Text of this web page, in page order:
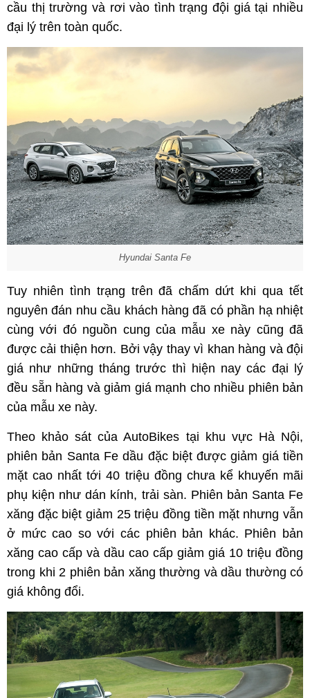
cầu thị trường và rơi vào tình trạng đội giá tại nhiều
đại lý trên toàn quốc.
Hyundai Santa Fe
Tuy nhiên tình trạng trên đã chấm dứt khi qua tết
nguyên đán nhu cầu khách hàng đã có phần hạ nhiệt
cùng với đó nguồn cung của mẫu xe này cũng đã
được cải thiện hơn. Bởi vậy thay vì khan hàng và đội
giá như những tháng trước thì hiện nay các đại lý
đều sẵn hàng và giảm giá mạnh cho nhiều phiên bản
của mẫu xe này.
Theo khảo sát của AutoBikes tại khu vực Hà Nội,
phiên bản Santa Fe dầu đặc biệt được giảm giá tiền
mặt cao nhất tới 40 triệu đồng chưa kể khuyến mãi
phụ kiện như dán kính, trải sàn. Phiên bản Santa Fe
xăng đặc biệt giảm 25 triệu đồng tiền mặt nhưng vẫn
ở mức cao so với các phiên bản khác. Phiên bản
xăng cao cấp và dầu cao cấp giảm giá 10 triệu đồng
trong khi 2 phiên bản xăng thường và dầu thường có
giá không đổi.